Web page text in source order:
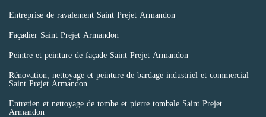
Entreprise de ravalement Saint Prejet Armandon
Façadier Saint Prejet Armandon
Peintre et peinture de façade Saint Prejet Armandon
Rénovation, nettoyage et peinture de bardage industriel et commercial
Saint Prejet Armandon
Entretien et nettoyage de tombe et pierre tombale Saint Prejet
Armandon